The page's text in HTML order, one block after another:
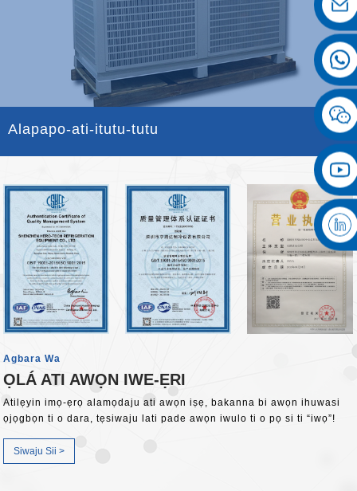
Alapapo-ati-itutu-tutu
Agbara Wa
ỌLÁ ATI AWỌN IWE-ẸRI
Atilẹyin imọ-ẹrọ alamọdaju ati awọn iṣẹ, bakanna bi awọn ihuwasi
ọjọgbọn ti o dara, tẹsiwaju lati pade awọn iwulo ti o pọ si ti “iwọ”!
Siwaju Sii >